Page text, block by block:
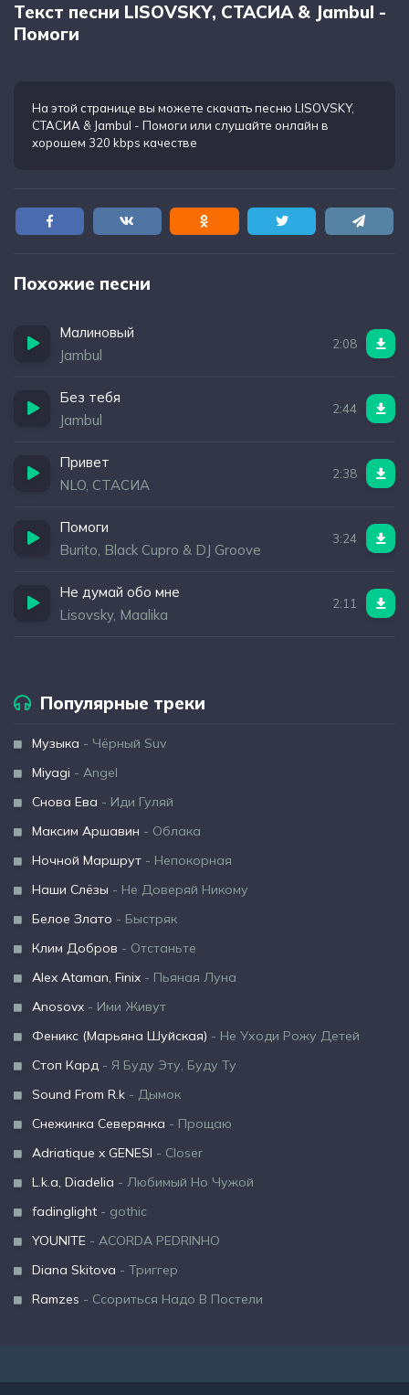
Текст песни LISOVSKY, СТАСИА & Jambul -
Помоги
На этой странице вы можете скачать песню LISOVSKY,
СТАСИА & Jambul - Помоги или слушайте онлайн в
хорошем 320 kbps качестве
Похожие песни
Малиновый
Jambul
2:08
Без тебя
Jambul
2:44
Привет
NLO, СТАСИА
2:38
Помоги
Burito, Black Cupro & DJ Groove
3:24
Не думай обо мне
Lisovsky, Maalika
2:11
Популярные треки
Музыка - Чёрный Suv
Miyagi - Angel
Снова Ева - Иди Гуляй
Максим Аршавин - Облака
Ночной Маршрут - Непокорная
Наши Слёзы - Не Доверяй Никому
Белое Злато - Быстряк
Клим Добров - Отстаньте
Alex Ataman, Finix - Пьяная Луна
Anosovx - Ими Живут
Феникс (Марьяна Шуйская) - Не Уходи Рожу Детей
Стоп Кард - Я Буду Эту, Буду Ту
Sound From R.k - Дымок
Снежинка Северянка - Прощаю
Adriatique x GENESI - Closer
L.k.a, Diadelia - Любимый Но Чужой
fadinglight - gothic
YOUNITE - ACORDA PEDRINHO
Diana Skitova - Триггер
Ramzes - Ссориться Надо В Постели